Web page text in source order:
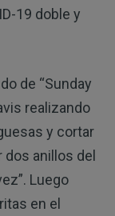
19 doble y
de “Sunday
realizando
y cortar
anillos del
Luego
en el